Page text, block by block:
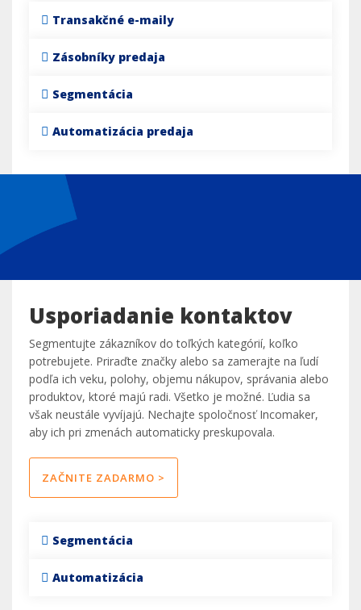
Transakčné e-maily
Zásobníky predaja
Segmentácia
Automatizácia predaja
Usporiadanie kontaktov
Segmentujte zákazníkov do toľkých kategórií, koľko
potrebujete. Priraďte značky alebo sa zamerajte na ľudí
podľa ich veku, polohy, objemu nákupov, správania alebo
produktov, ktoré majú radi. Všetko je možné. Ľudia sa
však neustále vyvíjajú. Nechajte spoločnosť Incomaker,
aby ich pri zmenách automaticky preskupovala.
ZAČNITE ZADARMO >
Segmentácia
Automatizácia